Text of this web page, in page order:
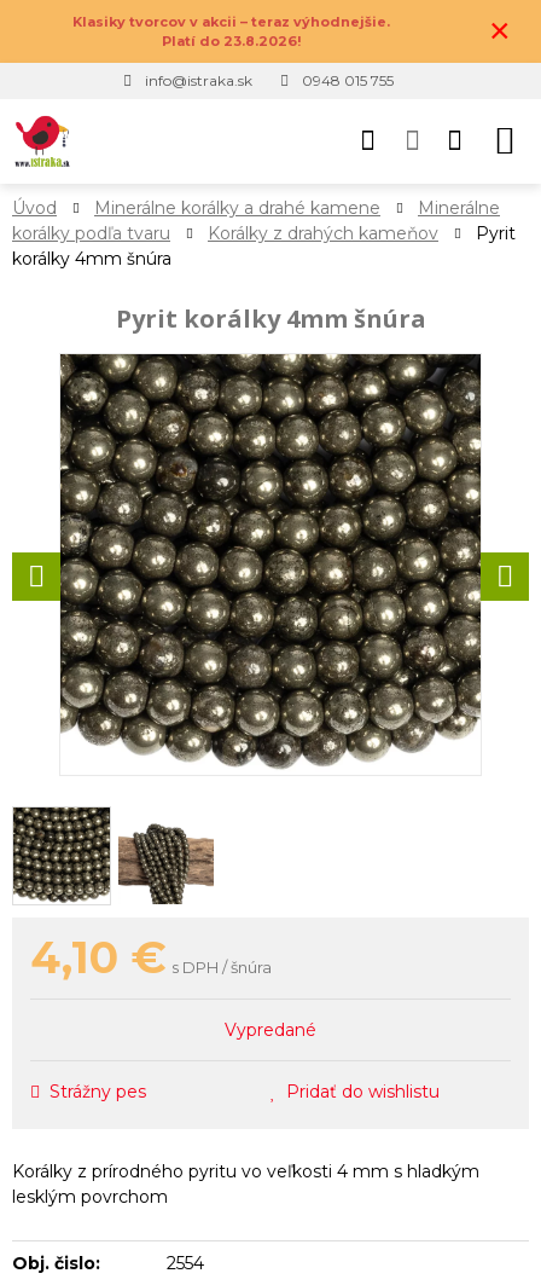
Klasiky tvorcov v akcii – teraz výhodnejšie.
Platí do 23.8.2026!
×
info@istraka.sk 0948 015 755
Úvod Minerálne korálky a drahé kamene
Minerálne
korálky podľa tvaru
Korálky z drahých kameňov
Pyrit
korálky 4mm šnúra
Pyrit korálky 4mm šnúra
4,10 € s DPH / šnúra
Vypredané
Strážny pes Pridať do wishlistu
Korálky z prírodného pyritu vo veľkosti 4 mm s hladkým
lesklým povrchom
Obj. čislo: 2554